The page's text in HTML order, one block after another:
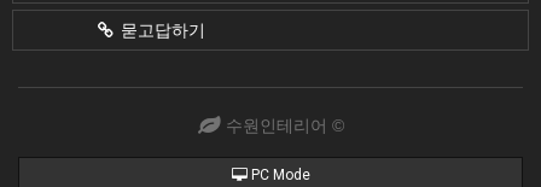
묻고답하기
수원인테리어 ©
PC Mode